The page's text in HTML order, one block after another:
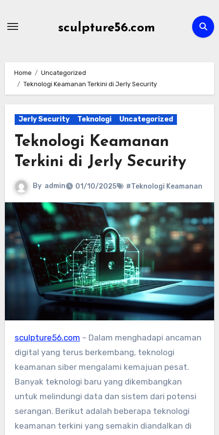
sculpture56.com
Home
Uncategorized
Teknologi Keamanan Terkini di Jerly Security
Jerly Security Teknologi Uncategorized
Teknologi Keamanan
Terkini di Jerly Security
By admin 01/10/2025 #Teknologi Keamanan
sculpture56.com – Dalam menghadapi ancaman
digital yang terus berkembang, teknologi
keamanan siber mengalami kemajuan pesat.
Banyak teknologi baru yang dikembangkan
untuk melindungi data dan sistem dari potensi
serangan. Berikut adalah beberapa teknologi
keamanan terkini yang semakin diandalkan di